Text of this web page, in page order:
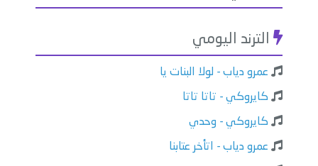
الترند اليومي
عمرو دياب - لولا البنات يا
كايروكي - تاتا تاتا
كايروكي - وحدي
عمرو دياب - اتأخر عتابنا